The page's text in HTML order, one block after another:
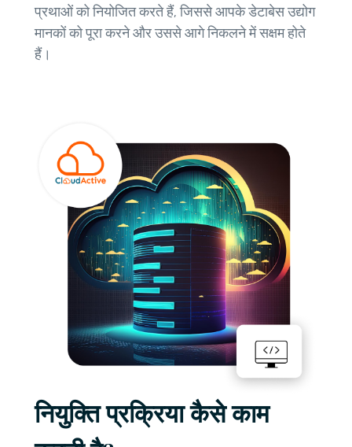
प्रथाओं को नियोजित करते हैं, जिससे आपके डेटाबेस उद्योग
मानकों को पूरा करने और उससे आगे निकलने में सक्षम होते
हैं।
नियुक्ति प्रक्रिया कैसे काम